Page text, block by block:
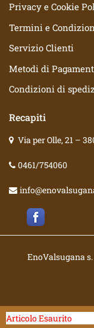
Articolo Esaurito
Privacy e Cookie
Termini e
Servizio Clienti
Metodi di
Condizioni di
Recapiti
Via per Olle, 21 –
0461/754060
EnoValsugana